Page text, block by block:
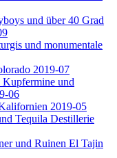
und über 40 Grad
und monumentale
2019-07
und
06
2019-05
Tequila Destillerie
und Ruinen El Tajin